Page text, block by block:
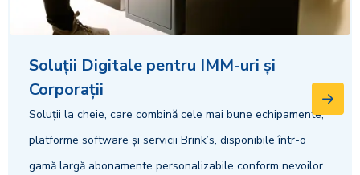
Soluții Digitale pentru IMM-uri și
Corporații
Soluții la cheie, care combină cele mai bune echipamente,
platforme software și servicii Brink’s, disponibile într-o
gamă largă abonamente personalizabile conform nevoilor